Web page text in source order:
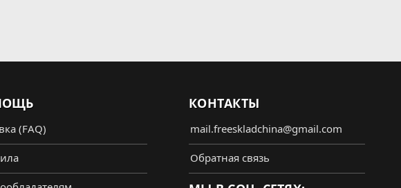
(FAQ)
КОНТАКТЫ
mail.freeskladchina@gmail.com
Обратная связь